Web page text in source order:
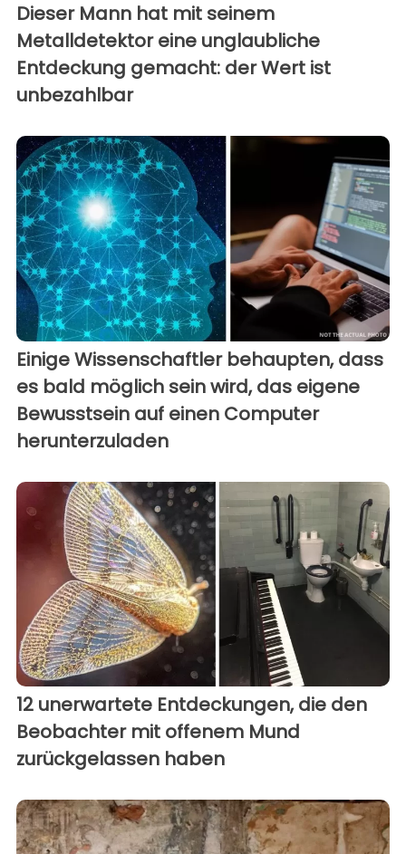
Dieser Mann hat mit seinem
Metalldetektor eine unglaubliche
Entdeckung gemacht: der Wert ist
unbezahlbar
Einige Wissenschaftler behaupten, dass
es bald möglich sein wird, das eigene
Bewusstsein auf einen Computer
herunterzuladen
12 unerwartete Entdeckungen, die den
Beobachter mit offenem Mund
zurückgelassen haben